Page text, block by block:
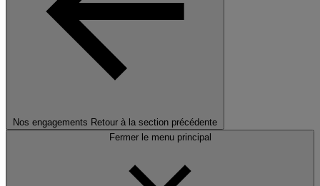
Nos engagements Retour à la section précédente
Fermer le menu principal